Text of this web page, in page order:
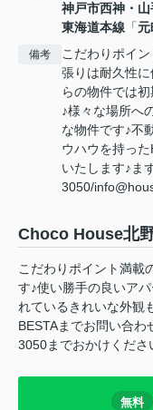
神戸市西神・山
東海道本線 「
備考
こだわりポイ
張りは耐久性
らの物件では
♪様々な場所へ
な物件です♪不
ウハウを持っ
いたします♪ま
3050/
Choco House北
こだわりポイント満載
す♪使い勝手の良いア
れているきれいな外観
BESTAまでお問い合
3050までおかけくださ
無料